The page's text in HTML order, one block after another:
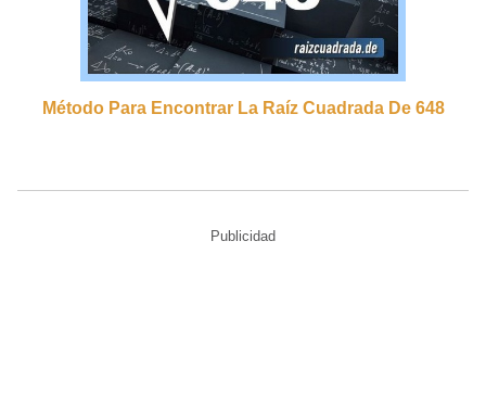
Método Para Encontrar La Raíz Cuadrada De 648
Publicidad